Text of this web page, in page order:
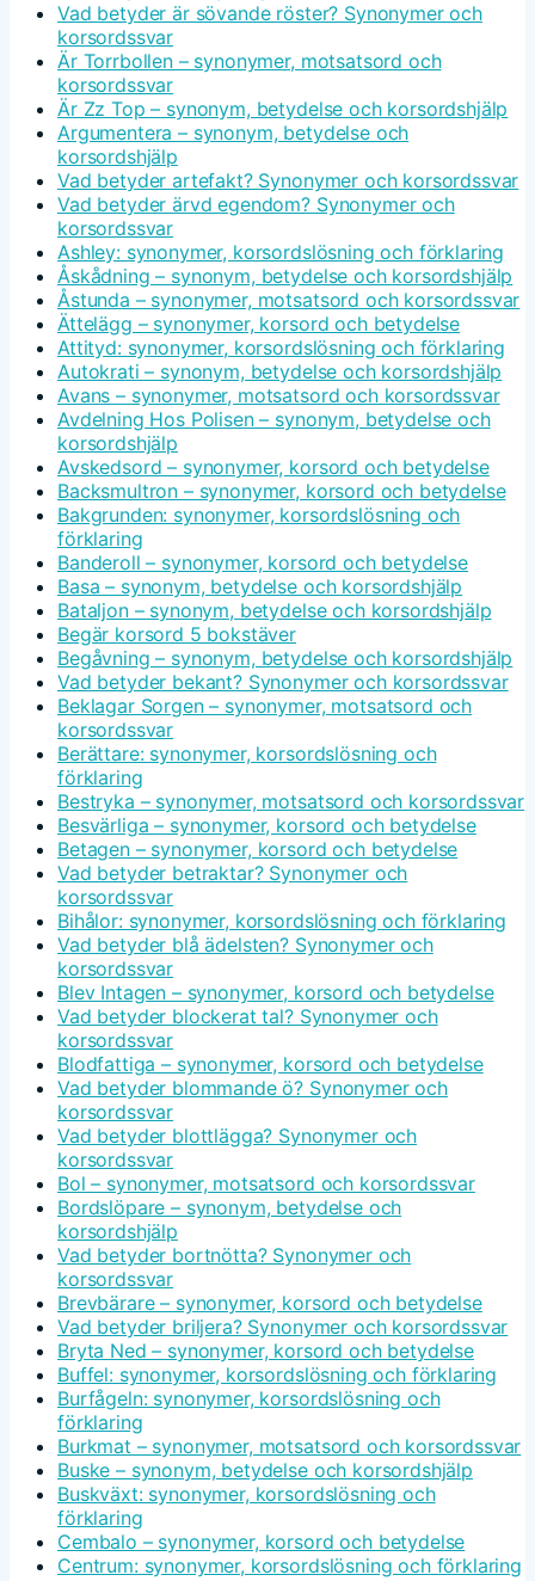
Vad betyder är sövande röster? Synonymer och
korsordssvar
Är Torrbollen – synonymer, motsatsord och
korsordssvar
Är Zz Top – synonym, betydelse och korsordshjälp
Argumentera – synonym, betydelse och
korsordshjälp
Vad betyder artefakt? Synonymer och korsordssvar
Vad betyder ärvd egendom? Synonymer och
korsordssvar
Ashley: synonymer, korsordslösning och förklaring
Åskådning – synonym, betydelse och korsordshjälp
Åstunda – synonymer, motsatsord och korsordssvar
Ättelägg – synonymer, korsord och betydelse
Attityd: synonymer, korsordslösning och förklaring
Autokrati – synonym, betydelse och korsordshjälp
Avans – synonymer, motsatsord och korsordssvar
Avdelning Hos Polisen – synonym, betydelse och
korsordshjälp
Avskedsord – synonymer, korsord och betydelse
Backsmultron – synonymer, korsord och betydelse
Bakgrunden: synonymer, korsordslösning och
förklaring
Banderoll – synonymer, korsord och betydelse
Basa – synonym, betydelse och korsordshjälp
Bataljon – synonym, betydelse och korsordshjälp
Begär korsord 5 bokstäver
Begåvning – synonym, betydelse och korsordshjälp
Vad betyder bekant? Synonymer och korsordssvar
Beklagar Sorgen – synonymer, motsatsord och
korsordssvar
Berättare: synonymer, korsordslösning och
förklaring
Bestryka – synonymer, motsatsord och korsordssvar
Besvärliga – synonymer, korsord och betydelse
Betagen – synonymer, korsord och betydelse
Vad betyder betraktar? Synonymer och
korsordssvar
Bihålor: synonymer, korsordslösning och förklaring
Vad betyder blå ädelsten? Synonymer och
korsordssvar
Blev Intagen – synonymer, korsord och betydelse
Vad betyder blockerat tal? Synonymer och
korsordssvar
Blodfattiga – synonymer, korsord och betydelse
Vad betyder blommande ö? Synonymer och
korsordssvar
Vad betyder blottlägga? Synonymer och
korsordssvar
Bol – synonymer, motsatsord och korsordssvar
Bordslöpare – synonym, betydelse och
korsordshjälp
Vad betyder bortnötta? Synonymer och
korsordssvar
Brevbärare – synonymer, korsord och betydelse
Vad betyder briljera? Synonymer och korsordssvar
Bryta Ned – synonymer, korsord och betydelse
Buffel: synonymer, korsordslösning och förklaring
Burfågeln: synonymer, korsordslösning och
förklaring
Burkmat – synonymer, motsatsord och korsordssvar
Buske – synonym, betydelse och korsordshjälp
Buskväxt: synonymer, korsordslösning och
förklaring
Cembalo – synonymer, korsord och betydelse
Centrum: synonymer, korsordslösning och förklaring